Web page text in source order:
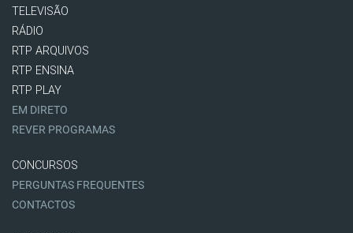
TELEVISÃO
RÁDIO
RTP ARQUIVOS
RTP ENSINA
RTP PLAY
EM DIRETO
REVER PROGRAMAS
CONCURSOS
PERGUNTAS FREQUENTES
CONTACTOS